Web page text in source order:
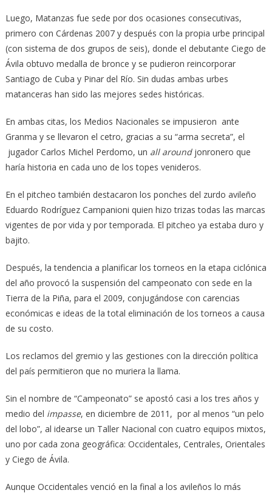
Luego, Matanzas fue sede por dos ocasiones consecutivas,
primero con Cárdenas 2007 y después con la propia urbe principal
(con sistema de dos grupos de seis), donde el debutante Ciego de
Ávila obtuvo medalla de bronce y se pudieron reincorporar
Santiago de Cuba y Pinar del Río. Sin dudas ambas urbes
matanceras han sido las mejores sedes históricas.
En ambas citas, los Medios Nacionales se impusieron ante
Granma y se llevaron el cetro, gracias a su “arma secreta”, el
jugador Carlos Michel Perdomo, un all aroundjonronero que
haría historia en cada uno de los topes venideros.
En el pitcheo también destacaron los ponches del zurdo avileño
Eduardo Rodríguez Campanioni quien hizo trizas todas las marcas
vigentes de por vida y por temporada. El pitcheo ya estaba duro y
bajito.
Después, la tendencia a planificar los torneos en la etapa ciclónica
del año provocó la suspensión del campeonato con sede en la
Tierra de la Piña, para el 2009, conjugándose con carencias
económicas e ideas de la total eliminación de los torneos a causa
de su costo.
Los reclamos del gremio y las gestiones con la dirección política
del país permitieron que no muriera la llama.
Sin el nombre de “Campeonato” se apostó casi a los tres años y
medio del impasse, en diciembre de 2011, por al menos “un pelo
del lobo”, al idearse un Taller Nacional con cuatro equipos mixtos,
uno por cada zona geográfica: Occidentales, Centrales, Orientales
y Ciego de Ávila.
Aunque Occidentales venció en la final a los avileños lo más